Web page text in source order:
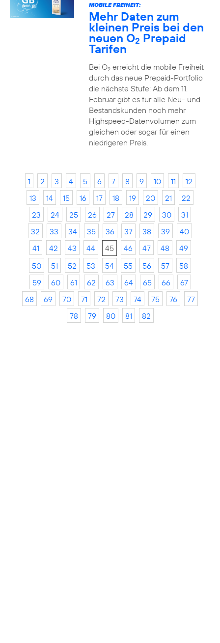
MOBILE FREIHEIT:
Mehr Daten zum
kleinen Preis bei den
neuen O2 Prepaid
Tarifen
Bei O2erreicht die mobile Freiheit
durch das neue Prepaid-Portfolio
die nächste Stufe: Ab dem 11.
Februar gibt es für alle Neu- und
Bestandskunden noch mehr
Highspeed-Datenvolumen zum
gleichen oder sogar für einen
niedrigeren Preis.
1 2 3 4 5 6 7 8 9 10 11
12
13
14 15 16 17 18 19 20 21
22
23
24 25 26 27 28 29 30
31
32
33 34 35 36 37 38 39
40
41
42 43 44 45 46 47 48
49
50
51 52 53 54 55 56 57
58
59
60 61 62 63 64 65 66
67
68
69 70 71 72 73 74 75 76
77
78
79 80 81 82